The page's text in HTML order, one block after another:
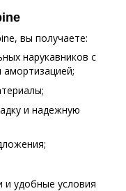
вы получаете:
нарукавников с
и надежную
и удобные условия